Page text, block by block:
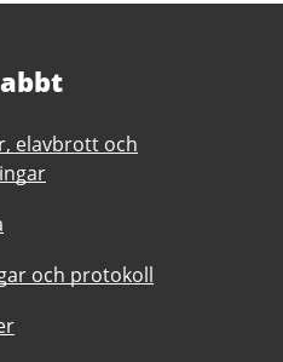
elavbrott och
och protokoll